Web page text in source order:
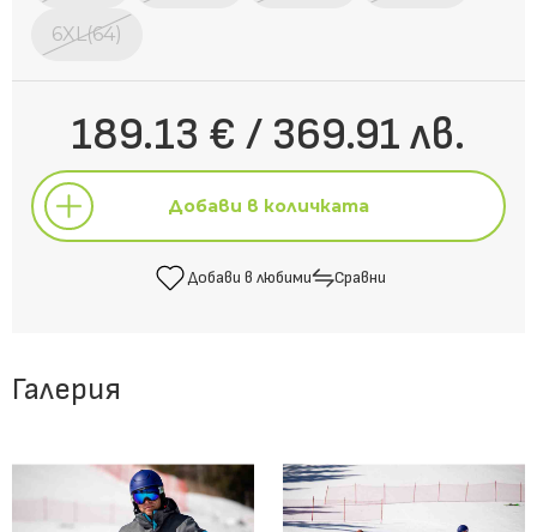
6XL(64)
189.13 € / 369.91 лв.
Добави в количката
Добави в любими Сравни
Галерия